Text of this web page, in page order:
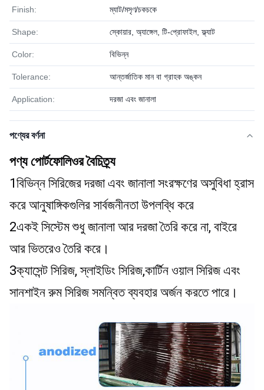
Finish: ম্যাট/মসৃণ/চকচকে
Shape: স্কোয়ার, অ্যাঙ্গেল, টি-প্রোফাইল, ফ্ল্যাট
Color: বিভিন্ন
Tolerance: আন্তর্জাতিক মান বা গ্রাহক অঙ্কন
Application: দরজা এবং জানালা
পণ্যের বর্ণনা
পণ্য পোর্টফোলিওর বৈচিত্র্য
1বিভিন্ন সিরিজের দরজা এবং জানালা সংরক্ষণের অসুবিধা হ্রাস
করে আনুষাঙ্গিকগুলির সার্বজনীনতা উপলব্ধি করে
2একই সিস্টেম শুধু জানালা আর দরজা তৈরি করে না, বাইরে
আর ভিতরেও তৈরি করে।
3ক্যাসেন্ট সিরিজ, স্লাইডিং সিরিজ,কার্টিন ওয়াল সিরিজ এবং
সানশাইন রুম সিরিজ সমন্বিত ব্যবহার অর্জন করতে পারে।